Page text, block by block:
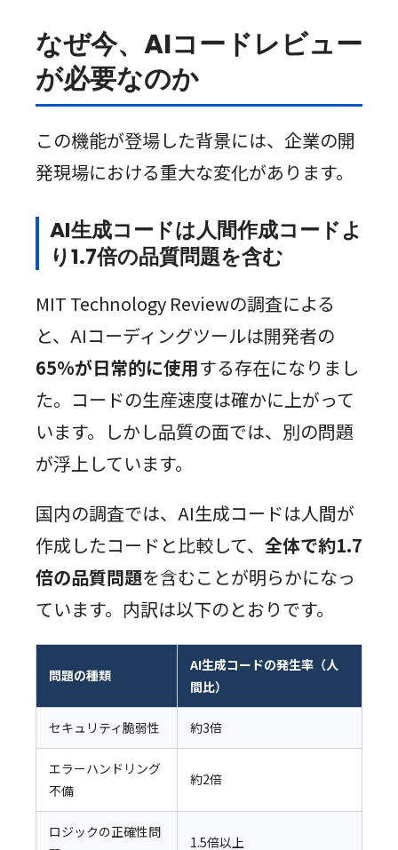
なぜ今、AIコードレビュー
が必要なのか
この機能が登場した背景には、企業の開
発現場における重大な変化があります。
AI生成コードは人間作成コードよ
り1.7倍の品質問題を含む
MIT Technology Reviewの調査による
と、AIコーディングツールは開発者の
65%が日常的に使用する存在になりまし
た。コードの生産速度は確かに上がって
います。しかし品質の面では、別の問題
が浮上しています。
国内の調査では、AI生成コードは人間が
作成したコードと比較して、 全体で約1.7
倍の品質問題を含むことが明らかになっ
ています。内訳は以下のとおりです。
問題の種類
AI生成コードの発生率（人
間比）
セキュリティ脆弱性 約3倍
エラーハンドリング
不備
約2倍
ロジックの正確性問
1.5倍以上